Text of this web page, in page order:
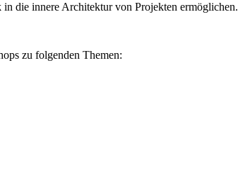
die innere Architektur von Projekten ermöglichen.
zu folgenden Themen: